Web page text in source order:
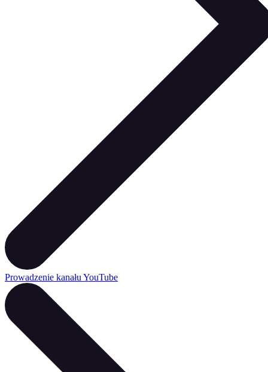
Prowadzenie kanału YouTube